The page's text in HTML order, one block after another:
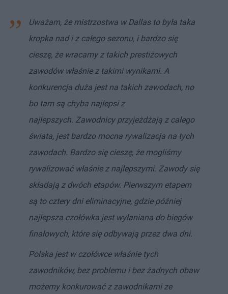
Uważam, że mistrzostwa w Dallas to była taka
kropka nad i z całego sezonu, i bardzo się
cieszę, że wracamy z takich prestiżowych
zawodów właśnie z takimi wynikami. A
konkurencja duża jest na takich zawodach, no
bo tam są chyba najlepsi z
najlepszych. Zawodnicy przyjeżdżają z całego
świata, jest bardzo mocna rywalizacja na tych
zawodach. Bardzo się cieszę, że mogliśmy
rywalizować właśnie z najlepszymi. Zawody się
składają z dwóch etapów. Pierwszym etapem
są to cztery dni eliminacyjne, gdzie później
najlepsza czołówka jest wyłaniana do biegów
finałowych, które się odbywają przez dwa dni.
Polska jest w czołówce właśnie tych
zawodników, bez problemu i bez żadnych obaw
możemy konkurować z zawodnikami ze